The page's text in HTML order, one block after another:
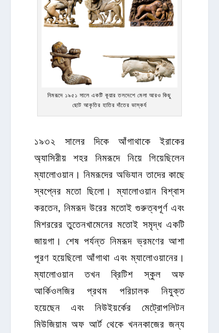
নিমরূদে ১৯৫১ সালে একটি কূয়ার তলদেশে মেলা আরও কিছু
ছোট আকৃতির হাতির দাঁতের ভাস্কর্য
১৯৩২ সালের দিকে আঁগাথাকে ইরাকের
অ্যাসিরীয় শহর নিমরূদে নিয়ে গিয়েছিলেন
ম্যালোওয়ান। নিমরূদের অভিযান তাদের কাছে
স্বপ্নের মতো ছিলো। ম্যালোওয়ান বিশ্বাস
করতেন, নিমরূদ উরের মতোই গুরুত্বপূর্ণ এবং
মিশররের তুতেনখামেনের মতোই সমৃদ্ধ একটি
জায়গা। শেষ পর্যন্ত নিমরূদ ভ্রমণের আশা
পূরণ হয়েছিলো আঁগাথা এবং ম্যালোওয়ানের।
ম্যালোওয়ান তখন ব্রিটিশ স্কুল অফ
আর্কিওলজির প্রথম পরিচালক নিযুক্ত
হয়েছেন এবং নিউইয়র্কের মেট্রোপলিটন
মিউজিয়াম অফ আর্ট থেকে খননকাজের জন্য